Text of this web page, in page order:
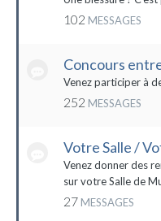
102 MESSAGES
Concours
Venez participer à
252 MESSAGES
Votre Salle /
Venez donner des
sur votre Salle de
27 MESSAGES